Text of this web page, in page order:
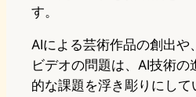
す。
AIによる芸術作品の創出や
ビデオの問題は、AI技術の
的な課題を浮き彫りにし